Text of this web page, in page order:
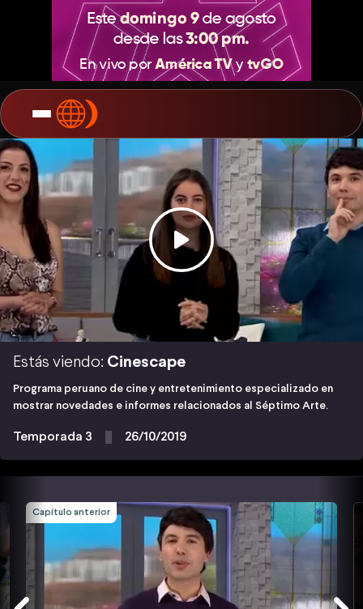
Estás viendo: Cinescape
Programa peruano de cine y entretenimiento especializado en
mostrar novedades e informes relacionados al Séptimo Arte.
Temporada 3 26/10/2019
Capítulo anterior